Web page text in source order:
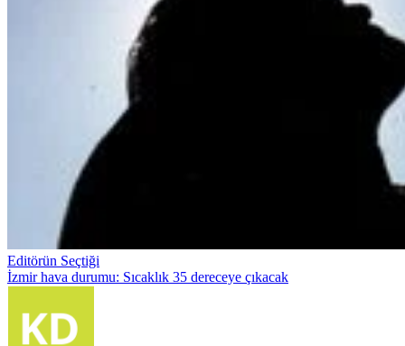
Editörün Seçtiği
İzmir hava durumu: Sıcaklık 35 dereceye çıkacak